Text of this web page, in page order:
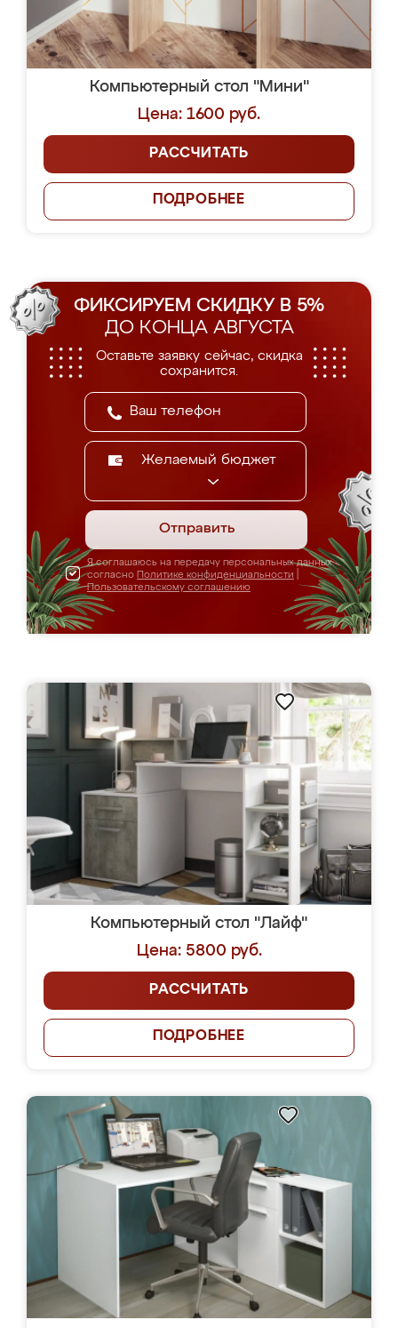
Компьютерный стол "Мини"
Цена: 1600 руб.
РАССЧИТАТЬ
ПОДРОБНЕЕ
ФИКСИРУЕМ СКИДКУ В 5%
ДО КОНЦА АВГУСТА
Оставьте заявку сейчас, скидка
сохранится.
Желаемый бюджет
Отправить
Я соглашаюсь на передачу персональных данных
согласно Политике конфиденциальности
Пользовательскому соглашению
Компьютерный стол "Лайф"
Цена: 5800 руб.
РАССЧИТАТЬ
ПОДРОБНЕЕ